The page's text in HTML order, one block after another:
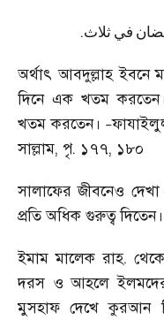
في ثلاث.
অর্থাৎ আবদুল্লাহ ইবনে
দিনে এক খতম
খতম করতেন। –
সাল্লাম, পৃ. ১৭৭, ১৮০
সালাফের জীবনেও
প্রতি অধিক গুরুত্ব দিতেন।
ইমাম মালেক রাহ. থেকে
দরস ও আহলে ইলমদের
মুসহাফ দেখে কুরআন